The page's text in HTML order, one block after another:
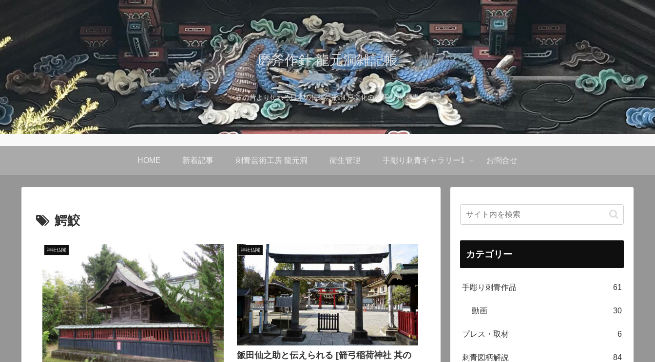
磨斧作針 龍元洞雑記帳
古の昔より伝わる日本の伝統芸術 江戸文化の粋 彫り物 刺青
HOME 新着記事 刺青芸術工房 龍元洞 衛生管理 手彫り刺青ギャラリー1 お問合せ
鰐鮫
神社仏閣 神社仏閣
飯田仙之助と伝えられる [箭弓稲荷神社 其の
カテゴリー
手彫り刺青作品 61
動画 30
プレス・取材 6
刺青図柄解説 84